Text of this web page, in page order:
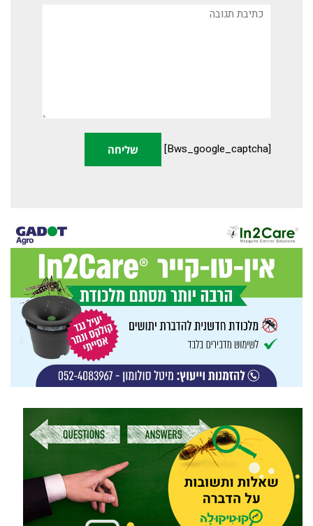
תגובה
[bws_google_captcha]